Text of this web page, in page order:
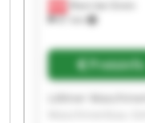
Klam bei Grein
81 km
Preisinfo